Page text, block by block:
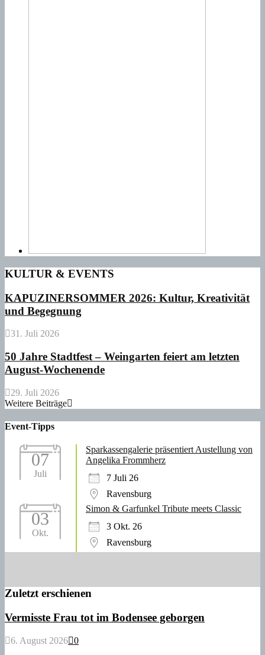
KULTUR & EVENTS
KAPUZINERSOMMER 2026: Kultur, Kreativität
und Begegnung
31. Juli 2026
50 Jahre Stadtfest – Weingarten feiert am letzten
August-Wochenende
29. Juli 2026
Weitere Beiträge
Event-Tipps
07
Juli
Sparkassengalerie präsentiert Austellung von
Angelika Frommherz
7 Juli 26
Ravensburg
03
Okt.
Simon & Garfunkel Tribute meets Classic
3 Okt. 26
Ravensburg
Zuletzt erschienen
Vermisste Frau tot im Bodensee geborgen
6. August 2026 0